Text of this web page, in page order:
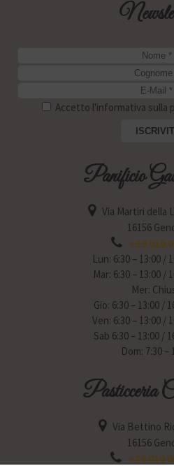
Accetto l'informativa sulla
Panificio
Via Martiri della
16156
+39 010
Lun: 6:30 – 13:00 /
Mar: 6:30 – 13:00 /
Mer:
Gio: 6:30 – 13:00 /
Ven: 6:30 – 13:00 /
Sab 6:30 – 13:00 /
Dom: 7:30 –
Pasticceria
Via Bettino
16156
+39 010